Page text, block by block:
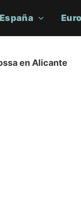
España
en Alicante